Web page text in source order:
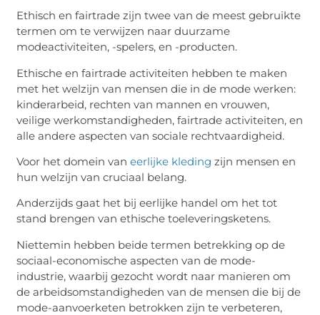
Ethisch en fairtrade zijn twee van de meest gebruikte
termen om te verwijzen naar duurzame
modeactiviteiten, -spelers, en -producten.
Ethische en fairtrade activiteiten hebben te maken
met het welzijn van mensen die in de mode werken:
kinderarbeid, rechten van mannen en vrouwen,
veilige werkomstandigheden, fairtrade activiteiten, en
alle andere aspecten van sociale rechtvaardigheid.
Voor het domein vaneerlijke kleding zijn mensen en
hun welzijn van cruciaal belang.
Anderzijds gaat het bij eerlijke handel om het tot
stand brengen van ethische toeleveringsketens.
Niettemin hebben beide termen betrekking op de
sociaal-economische aspecten van de mode-
industrie, waarbij gezocht wordt naar manieren om
de arbeidsomstandigheden van de mensen die bij de
mode-aanvoerketen betrokken zijn te verbeteren,